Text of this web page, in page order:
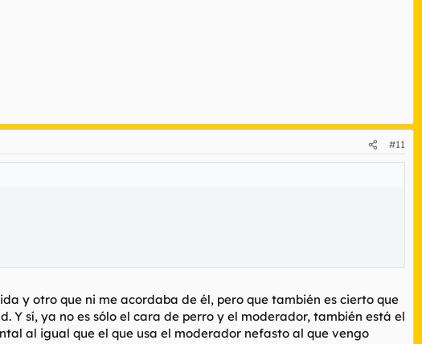
#11
y otro que ni me acordaba de él, pero que también es cierto que
Y sí, ya no es sólo el cara de perro y el moderador, también está el
al igual que el que usa el moderador nefasto al que vengo